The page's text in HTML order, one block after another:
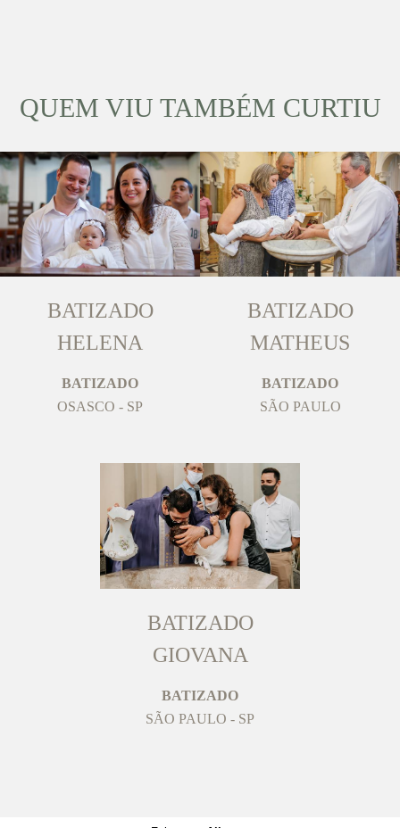
QUEM VIU TAMBÉM CURTIU
BATIZADO
HELENA
BATIZADO
OSASCO - SP
BATIZADO
MATHEUS
BATIZADO
SÃO PAULO
BATIZADO
GIOVANA
BATIZADO
SÃO PAULO - SP